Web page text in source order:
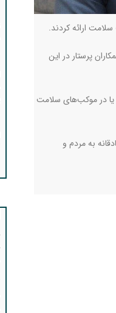
ارائه کردند.
پرستار در این
یا در موکب‌های سلامت
به مردم و